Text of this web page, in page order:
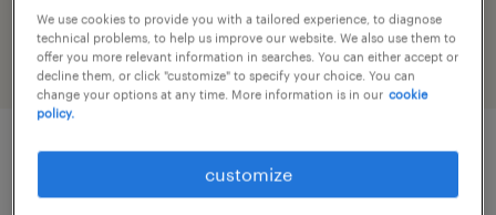
finance & economics
We use cookies to provide you with a tailored experience, to diagnose
technical problems, to help us improve our website. We also use them to
offer you more relevant information in searches. You can either accept or
decline them, or click "customize" to specify your choice. You can
change your options at any time. More information is in our cookie
policy.
customize